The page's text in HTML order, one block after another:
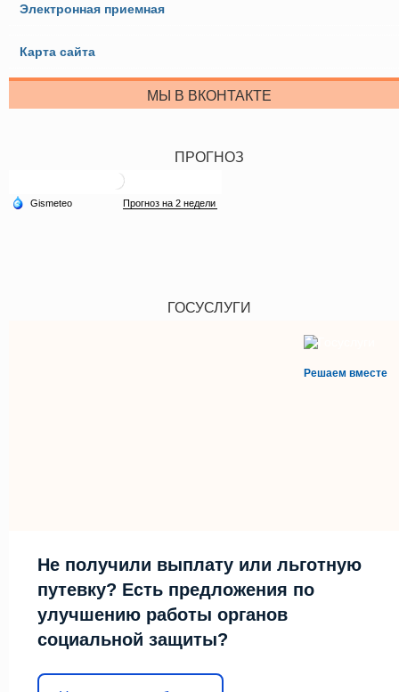
Электронная приемная
Карта сайта
МЫ В ВКОНТАКТЕ
ПРОГНОЗ
ГОСУСЛУГИ
Решаем вместе
Не получили выплату или льготную
путевку? Есть предложения по
улучшению работы органов
социальной защиты?